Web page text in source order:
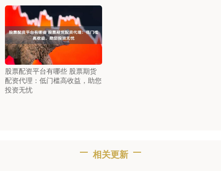
股票配资平台有哪些 股票期货
配资代理：低门槛高收益，助您
投资无忧
相关更新